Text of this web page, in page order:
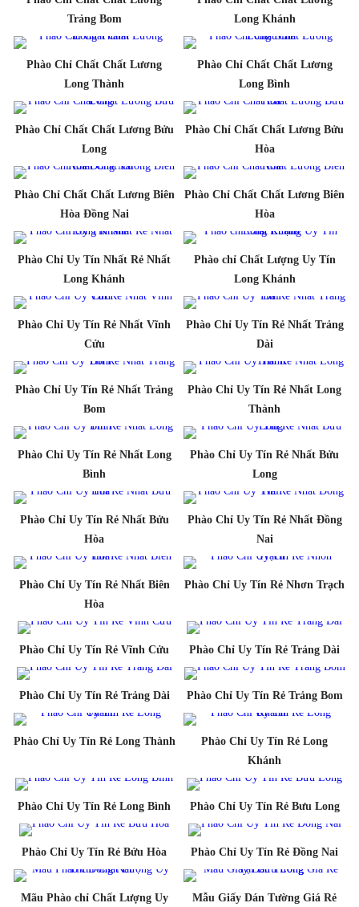
Trảng Bom
Long Khánh
Phào Chỉ Chất Chất Lương
Long Thành
Phào Chỉ Chất Chất Lương
Long Bình
Phào Chỉ Chất Chất Lương Bửu
Long
Phào Chỉ Chất Chất Lương Bửu
Hòa
Phào Chỉ Chất Chất Lương Biên
Hòa Đồng Nai
Phào Chỉ Chất Chất Lương Biên
Hòa
Phào Chỉ Uy Tín Nhất Rẻ Nhất
Long Khánh
Phào chỉ Chất Lượng Uy Tín
Long Khánh
Phào Chỉ Uy Tín Rẻ Nhất Vĩnh
Cửu
Phào Chỉ Uy Tín Rẻ Nhất Trảng
Dài
Phào Chỉ Uy Tín Rẻ Nhất Trảng
Bom
Phào Chỉ Uy Tín Rẻ Nhất Long
Thành
Phào Chỉ Uy Tín Rẻ Nhất Long
Bình
Phào Chỉ Uy Tín Rẻ Nhất Bửu
Long
Phào Chỉ Uy Tín Rẻ Nhất Bửu
Hòa
Phào Chỉ Uy Tín Rẻ Nhất Đồng
Nai
Phào Chỉ Uy Tín Rẻ Nhất Biên
Hòa
Phào Chỉ Uy Tín Rẻ Nhơn Trạch
Phào Chỉ Uy Tín Rẻ Vĩnh Cửu Phào Chỉ Uy Tín Rẻ Trảng Dài
Phào Chỉ Uy Tín Rẻ Trảng Dài Phào Chỉ Uy Tín Rẻ Trảng Bom
Phào Chỉ Uy Tín Rẻ Long Thành
Phào Chỉ Uy Tín Rẻ Long
Khánh
Phào Chỉ Uy Tín Rẻ Long Bình Phào Chỉ Uy Tín Rẻ Bưu Long
Phào Chỉ Uy Tín Rẻ Bửu Hòa Phào Chỉ Uy Tín Rẻ Đồng Nai
Mãu Phào chỉ Chất Lượng Uy
Mẫu Giấy Dán Tường Giá Rẻ